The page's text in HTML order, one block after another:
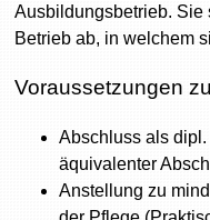
Ausbildungsbetrieb. Sie
Betrieb ab, in welchem
Voraussetzungen
Abschluss als
äquivalenter
Anstellung zu